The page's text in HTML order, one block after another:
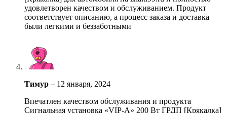
удовлетворен качеством и обслуживанием. Продукт
соответствует описанию, а процесс заказа и доставка
были легкими и беззаботными
Тимур – 12 января, 2024
Впечатлен качеством обслуживания и продукта
Сигнальная установка «VIP-A» 200 Вт ГРДП [Крякалка]